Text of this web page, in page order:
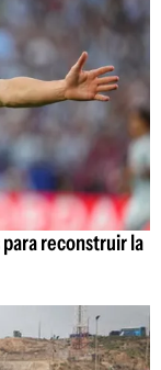
reconstruir la